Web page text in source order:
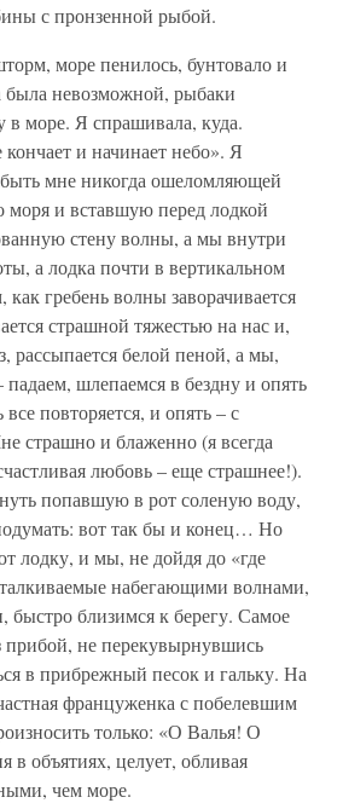
с пронзенной рыбой.
море пенилось, бунтовало и
была невозможной, рыбаки
в море. Я спрашивала, куда.
и начинает небо». Я
мне никогда ошеломляющей
моря и вставшую перед лодкой
стену волны, а мы внутри
а лодка почти в вертикальном
гребень волны заворачивается
страшной тяжестью на нас и,
рассыпается белой пеной, а мы,
шлепаемся в бездну и опять
повторяется, и опять – с
страшно и блаженно (я всегда
любовь – еще страшнее!).
попавшую в рот соленую воду,
вот так бы и конец… Но
лодку, и мы, не дойдя до «где
набегающими волнами,
быстро близимся к берегу. Самое
прибой, не перекувырнувшись
в прибрежный песок и гальку. На
француженка с побелевшим
только: «О Валья! О
в объятиях, целует, обливая
чем море.